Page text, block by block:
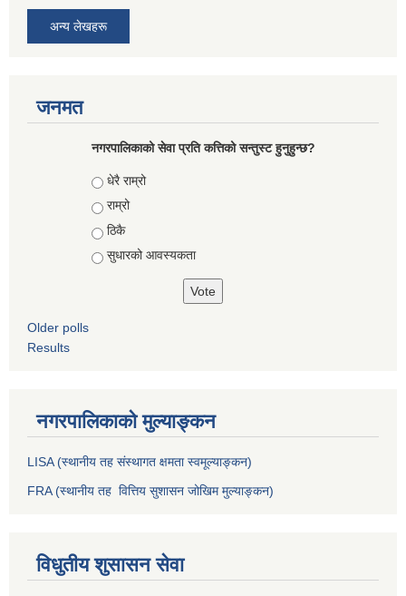
अन्य लेखहरू
जनमत
नगरपालिकाको सेवा प्रति कत्तिको सन्तुस्ट हुनुहुन्छ?
Choices
धेरै राम्रो
राम्रो
ठिकै
सुधारको आवस्यकता
Older polls
Results
नगरपालिकाको मुल्याङ्कन
LISA (स्थानीय तह संस्थागत क्षमता स्वमूल्याङ्कन)
FRA (स्थानीय तह वित्तिय सुशासन जोखिम मुल्याङ्कन)
विधुतीय शुसासन सेवा